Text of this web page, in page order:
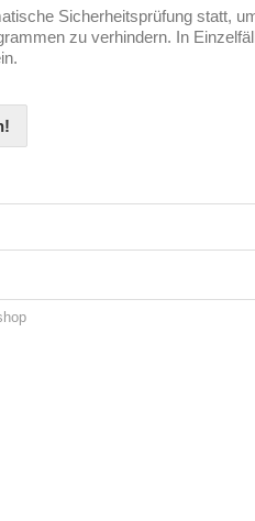
Sicherheitsprüfung statt,
zu verhindern. In